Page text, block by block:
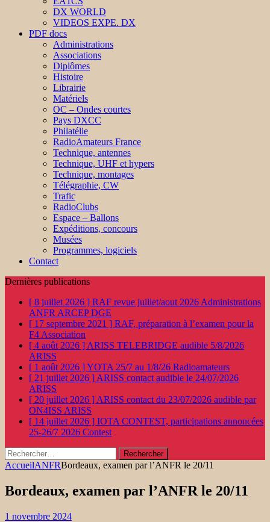
DX WORLD
VIDEOS EXPE. DX
PDF docs
Administrations
Associations
Diplômes
Histoire
Librairie
Matériels
OC – Ondes courtes
Pays DXCC
Philatélie
RadioAmateurs France
Technique, antennes
Technique, UHF et hypers
Technique, montages
Télégraphie, CW
Trafic
RadioClubs
Espace – Ballons
Expéditions, concours
Musées
Programmes, logiciels
Contact
Dernières publications
[ 8 juillet 2026 ] RAF revue juillet/aout 2026 Administrations
ANFR ARCEP DGE
[ 17 septembre 2021 ] RAF, préparation à l’examen pour la
F4 Association
[ 4 août 2026 ] ARISS TELEBRIDGE audible 5/8/2026
ARISS
[ 1 août 2026 ]YOTA 25/7 au 1/8/26 Radioamateurs
[ 21 juillet 2026 ] ARISS contact audible le 24/07/2026
ARISS
[ 20 juillet 2026 ] ARISS contact du 23/07/2026 audible par
ON4ISS ARISS
[ 14 juillet 2026 ] IOTA CONTEST, participations annoncées
25-26/7 2026 Contest
Rechercher :
AccueilANFRBordeaux, examen par l’ANFR le 20/11
Bordeaux, examen par l’ANFR le 20/11
1 novembre 2024